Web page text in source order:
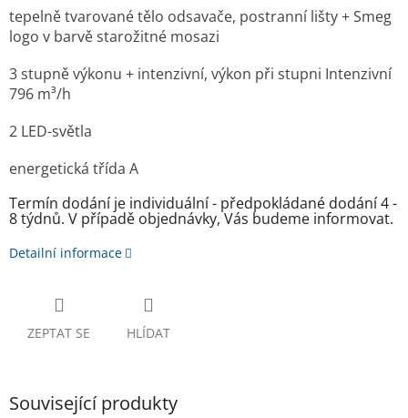
tepelně tvarované tělo odsavače, postranní lišty + Smeg
logo v barvě starožitné mosazi
3 stupně výkonu + intenzivní, výkon při stupni Intenzivní
796 m³/h
2 LED-světla
energetická třída A
Termín dodání je individuální - předpokládané dodání 4 -
8 týdnů. V případě objednávky, Vás budeme informovat.
Detailní informace
ZEPTAT SE HLÍDAT
Související produkty